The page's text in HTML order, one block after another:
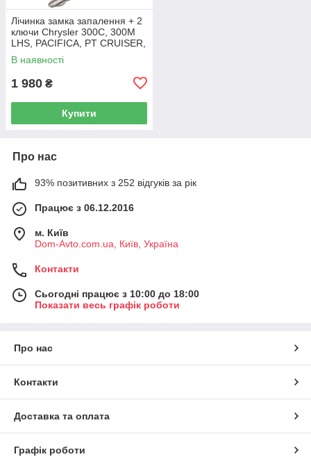
Лічинка замка запалення + 2
ключи Chrysler 300C, 300M
LHS, PACIFICA, PT CRUISER,
SEBRING 5003843AB
В наявності
1 980 ₴
Купити
Про нас
93% позитивних з 252 відгуків за рік
Працює з 06.12.2016
м. Київ
Dom-Avto.com.ua, Київ, Україна
Контакти
Сьогодні працює з 10:00 до 18:00
Показати весь графік роботи
Про нас
Контакти
Доставка та оплата
Графік роботи